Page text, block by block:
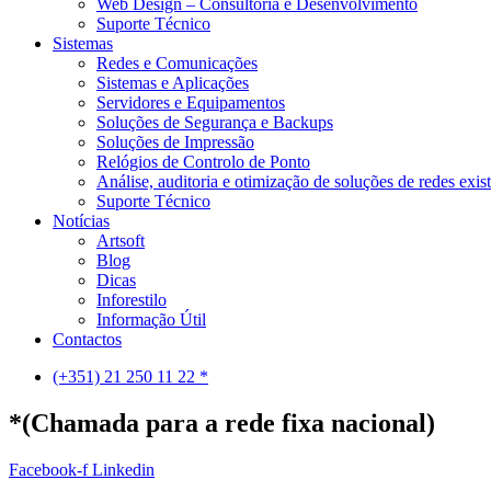
Suporte Técnico
Sistemas
Redes e Comunicações
Sistemas e Aplicações
Servidores e Equipamentos
Soluções de Segurança e Backups
Soluções de Impressão
Relógios de Controlo de Ponto
Análise, auditoria e otimização de soluções de redes
Suporte Técnico
Notícias
Artsoft
Blog
Dicas
Inforestilo
Informação Útil
Contactos
(+351) 21 250 11 22 *
*(Chamada para a rede fixa nacional)
Facebook-f Linkedin